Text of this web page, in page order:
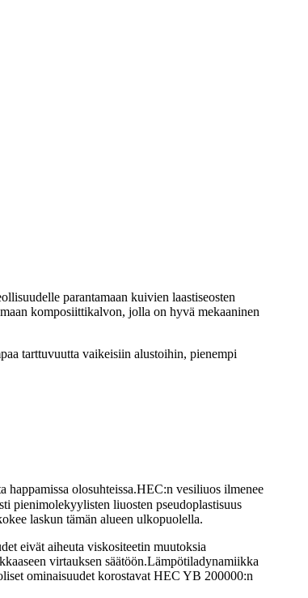
parantamaan kuivien laastiseosten
komposiittikalvon, jolla on hyvä mekaaninen
tarttuvuutta vaikeisiin alustoihin, pienempi
olosuhteissa.HEC:n vesiliuos ilmenee
pienimolekyylisten liuosten pseudoplastisuus
laskun tämän alueen ulkopuolella.
eivät aiheuta viskositeetin muutoksia
virtauksen säätöön.Lämpötiladynamiikka
ominaisuudet korostavat HEC YB 200000:n